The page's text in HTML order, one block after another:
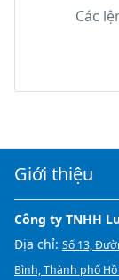
Các
Giới thiệu
Công ty TNHH
Địa chỉ: Số 13,
Bình, Thành phố